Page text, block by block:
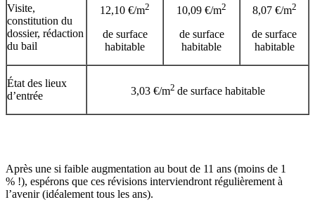
Visite,
constitution du
dossier, rédaction
du bail
12,10 €/m2
de surface
habitable
10,09 €/m2
de surface
habitable
8,07 €/m2
de surface
habitable
État des lieux
d’entrée
3,03 €/m2 de surface habitable
Après une si faible augmentation au bout de 11 ans (moins de 1
% !), espérons que ces révisions interviendront régulièrement à
l’avenir (idéalement tous les ans).